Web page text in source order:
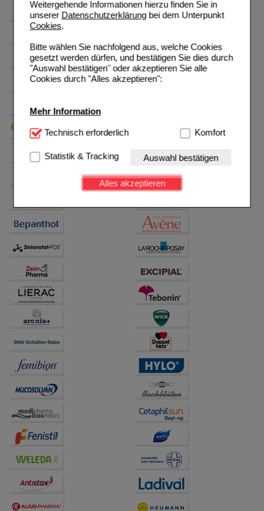
Weitergehende Informationen hierzu finden Sie in
unserer Datenschutzerklärungbei dem Unterpunkt
Cookies.
Bitte wählen Sie nachfolgend aus, welche Cookies
gesetzt werden dürfen, und bestätigen Sie dies durch
"Auswahl bestätigen" oder akzeptieren Sie alle
Cookies durch "Alles akzeptieren":
Mehr Information
Technisch Notwendig:Hierbei handelt es sich um
Website notwendig sind (z.B. Navigation, Warenkorb,
Kundenkonto), weshalb auf diese nicht verzichtet
werden kann.
Einkaufserlebnis noch ansprechender zu gestalten,
beispielsweise für die Wiedererkennung des
Besuchers oder unsere Seite an bevorzugte
anzupassen. Komfort-Cookies ermöglichen es uns
anzuzeigen und unser Partnerprogramm zu
Statistik & Tracking:
Hierüber lassen sich
Informationen über die Art und Weise der Nutzung
unserer Website sammeln, mit deren Hilfe wir unsere
Website weiter für Sie optimieren können, den Inhalt
auf unserer Website aber auch die Werbung auf
Bitte beachten Sie, dass Daten hierfür teilweise an
übertragen werden.
Technisch erforderlich Komfort
Statistik & Tracking Auswahl bestätigen
Alles akzeptieren